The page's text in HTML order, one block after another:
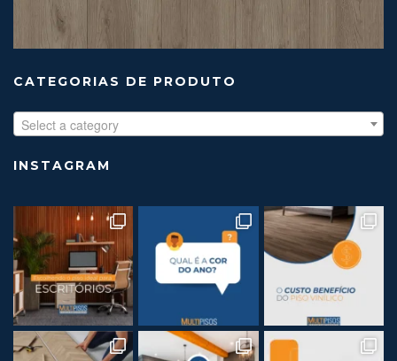
CATEGORIAS DE PRODUTO
Select a category
INSTAGRAM